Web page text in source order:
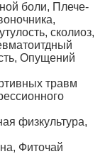
боли, Плече-
сколиоз,
Опущений
травм
физкультура,
Фиточай